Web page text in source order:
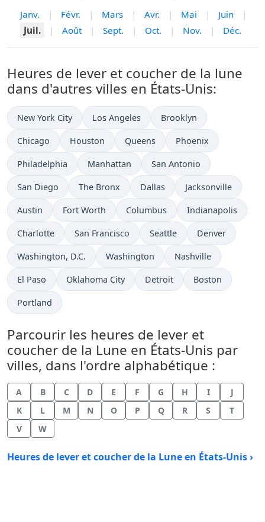
Janv. | Févr. | Mars | Avr. | Mai | Juin
|
Juil.
| Août | Sept. | Oct. | Nov. | Déc.
Heures de lever et coucher de la lune
dans d'autres villes en États-Unis:
New York City Los Angeles Brooklyn
Chicago Houston Queens Phoenix
Philadelphia Manhattan San Antonio
San Diego The Bronx Dallas Jacksonville
Austin Fort Worth Columbus Indianapolis
Charlotte San Francisco Seattle Denver
Washington, D.C. Washington Nashville
El Paso Oklahoma City Detroit Boston
Portland
Parcourir les heures de lever et
coucher de la Lune en États-Unis par
villes, dans l'ordre alphabétique :
A B C D E F G H I
J
K
L M N O P Q R S
T
V
W
Heures de lever et coucher de la Lune en États-Unis ›